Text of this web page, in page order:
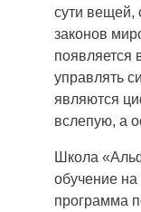
сути вещей,
законов
появляется
управлять
являются
вслепую, а
Школа
обучение на
программа